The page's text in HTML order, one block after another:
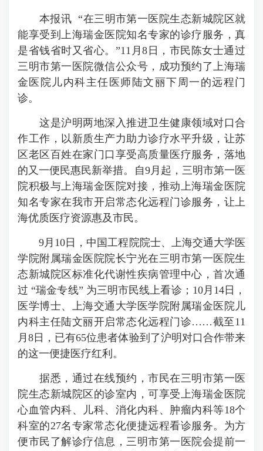
本报讯 “在三明市第一医院生态新城院区就
能享受到上海瑞金医院知名专家的诊疗服务，真
是省钱省时又省心。”11月8日，市民陈女士通过
三明市第一医院微信公众号，成功预约了上海瑞
金医院儿内科主任医师陆文丽下周一的远程门
诊。
这是沪明两地深入推进卫生健康领域对口合
作工作，以新质生产力助力诊疗水平升级，让苏
区老区百姓在家门口享受高质量医疗服务，落地
的又一便民惠民新举措。自9月起，三明市第一医
院积极与上海瑞金医院对接，推动上海瑞金医院
知名专家在我市开启常态化远程门诊服务，让上
海优质医疗资源惠及市民。
9月10日，中国工程院院士、上海交通大学医
学院附属瑞金医院院长宁光在三明市第一医院生
态新城院区标准化代谢性疾病管理中心，首次通
过 “瑞金专线” 为三明市民线上看诊；10月14日，
医学博士、上海交通大学医学院附属瑞金医院儿
内科主任陆文丽开启常态化远程门诊……截至11
月8日，已有65位患者体验到了沪明对口合作带来
的这一便捷医疗红利。
据悉，通过在线预约，市民在三明市第一医
院生态新城院区的诊室内，可享受上海瑞金医院
心血管内科、儿科、消化内科、肿瘤内科等18个
科室的27名专家常态化便捷远程看诊服务。为方
便市民了解诊疗信息，三明市第一医院会提前一